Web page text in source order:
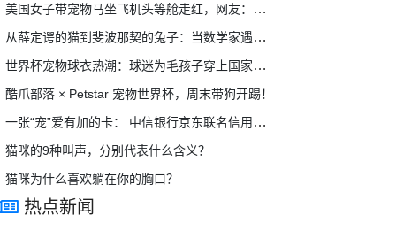
美国女子带宠物马坐飞机头等舱走红，网友：这也行？！
从薛定谔的猫到斐波那契的兔子：当数学家遇上宠物，奇妙的事情发生了
世界杯宠物球衣热潮：球迷为毛孩子穿上国家队战袍，萌翻全网！
酷爪部落 × Petstar 宠物世界杯，周末带狗开踢！
一张“宠”爱有加的卡： 中信银行京东联名信用卡（宠物系列）温暖升级
猫咪的9种叫声，分别代表什么含义？
猫咪为什么喜欢躺在你的胸口？
热点新闻